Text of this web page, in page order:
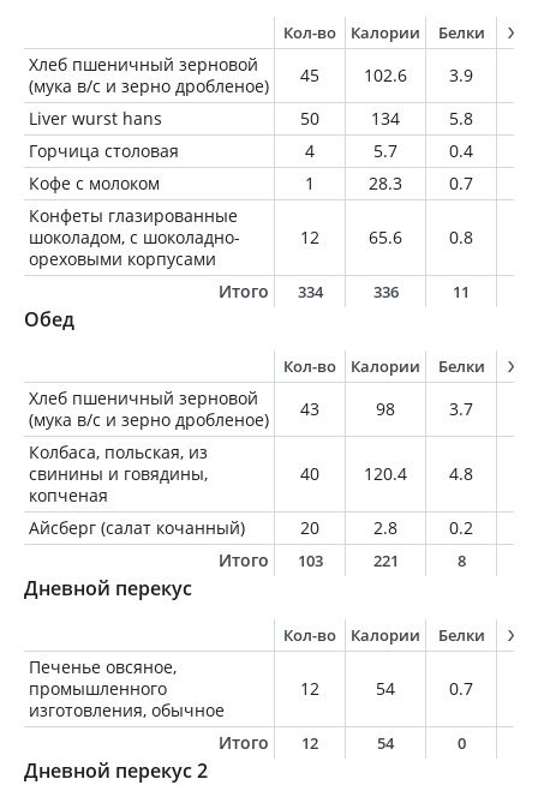
Кол-во Калории Белки
Хлеб пшеничный зерновой
(мука в/с и зерно дробленое)
45 102.6 3.9
Liver wurst hans
50 134 5.8
Горчица столовая
4 5.7 0.4
Кофе с молоком
1 28.3 0.7
Конфеты глазированные
шоколадом, с шоколадно-
ореховыми корпусами
12 65.6 0.8
Итого 334 336 11
Обед
Кол-во Калории Белки
Хлеб пшеничный зерновой
(мука в/с и зерно дробленое)
43 98 3.7
Колбаса, польская, из
свинины и говядины,
копченая
40 120.4 4.8
Айсберг (салат кочанный) 20 2.8 0.2
Итого
103 221 8
Дневной перекус
Кол-во Калории Белки
Печенье овсяное,
промышленного
изготовления, обычное
12 54 0.7
Итого 12 54 0
Дневной перекус 2